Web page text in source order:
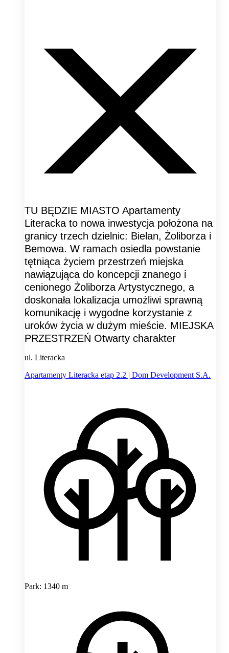
TU BĘDZIE MIASTO Apartamenty
Literacka to nowa inwestycja położona na
granicy trzech dzielnic: Bielan, Żoliborza i
Bemowa. W ramach osiedla powstanie
tętniąca życiem przestrzeń miejska
nawiązująca do koncepcji znanego i
cenionego Żoliborza Artystycznego, a
doskonała lokalizacja umożliwi sprawną
komunikację i wygodne korzystanie z
uroków życia w dużym mieście. MIEJSKA
PRZESTRZEŃ Otwarty charakter
ul. Literacka
Apartamenty Literacka etap 2.2 | Dom Development S.A.
Park: 1340 m